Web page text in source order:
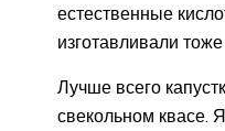
естественные
изготавливали
Лучше всего
свекольном квасе.